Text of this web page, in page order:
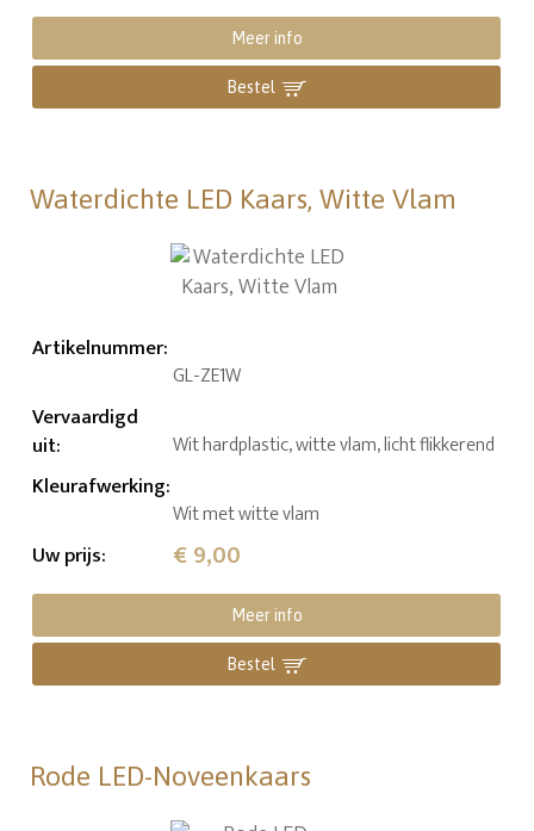
Meer info
Bestel
Waterdichte LED Kaars, Witte Vlam
Artikelnummer:
GL-ZE1W
Vervaardigd
uit: Wit hardplastic, witte vlam, licht flikkerend
Kleurafwerking:
Wit met witte vlam
Uw prijs: € 9,00
Meer info
Bestel
Rode LED-Noveenkaars